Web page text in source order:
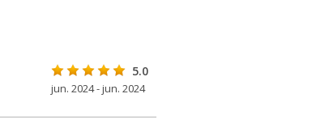
5.0
jun. 2024 - jun. 2024